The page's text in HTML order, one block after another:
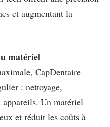
et augmentant la
matériel
CapDentaire
: nettoyage,
Un matériel
et réduit les coûts à